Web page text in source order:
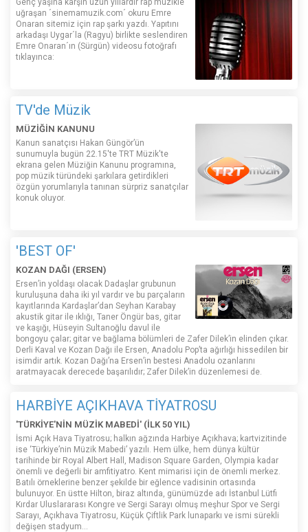
Genç yaşına karşın uzun yıllardır rap müzikle
uğraşan ´sinemamuzik.com´ okuru Emre
Onaran sitemiz için rap şarkı yazdı. Yapıtını
arkadaşı Uygar´la (Ragyu) birlikte seslendiren
Emre Onaran´ın (Sürgün) videosu fotoğrafı
tıklayınca:
TV'de Müzik
MÜZİĞİN KANUNU
Kanun sanatçısı Hakan Güngör’ün
sunumuyla bugün 22.15'te TRT Müzik'te
ekrana gelen Müziğin Kanunu programına,
pop müzik türündeki şarkılara getirdikleri
özgün yorumlarıyla tanınan sürpriz sanatçılar
konuk oluyor.
'BEST OF'
KOZAN DAĞI (ERSEN)
Ersen’in yoldaşı olacak Dadaşlar grubunun
kuruluşuna daha iki yıl vardır ve bu parçaların
kayıtlarında Kardaşlar’dan Seyhan Karabay
akustik gitar ile ıklığı, Taner Öngür bas, gitar
ve kaşığı, Hüseyin Sultanoğlu davul ile
bongoyu çalar; gitar ve bağlama bölümleri de Zafer Dilek’in elinden çıkar.
Derli Kaval ve Kozan Dağı ile Ersen, Anadolu Pop’ta ağırlığı hissedilen bir
isimdir artık. Kozan Dağı’na Ersen’in bestesi Anadolu ozanlarını
aratmayacak derecede başarılıdır; Zafer Dilek’in düzenlemesi de.
HARBİYE AÇIKHAVA TİYATROSU
'TÜRKİYE'NİN MÜZİK MABEDİ' (İLK 50 YIL)
İsmi Açık Hava Tiyatrosu; halkın ağzında Harbiye Açıkhava; kartvizitinde
ise ‘Türkiye’nin Müzik Mabedi’ yazılı. Hem ülke, hem dünya kültür
tarihinde bir Royal Albert Hall, Madison Square Garden, Olympia kadar
önemli ve değerli bir amfitiyatro. Kent mimarisi için de önemli merkez.
Batılı örneklerine benzer şekilde bir eğlence vadisinin ortasında
bulunuyor. En üstte Hilton, biraz altında, günümüzde adı İstanbul Lütfi
Kırdar Uluslararası Kongre ve Sergi Sarayı olmuş meşhur Spor ve Sergi
Sarayı, Açıkhava Tiyatrosu, Küçük Çiftlik Park lunaparkı ve ismi sürekli
değişen stadyum…